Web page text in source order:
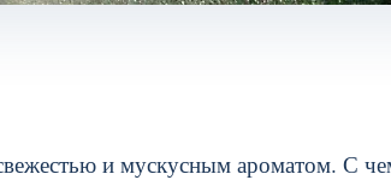
и мускусным ароматом. С